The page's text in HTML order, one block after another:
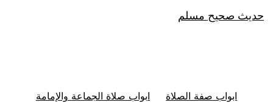
حديث صحيح مسلم
ابواب صفة الصلاة ابواب صلاة الجماعة والإمامة